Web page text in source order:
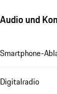
Audio und
Smartphone-
Digitalradio